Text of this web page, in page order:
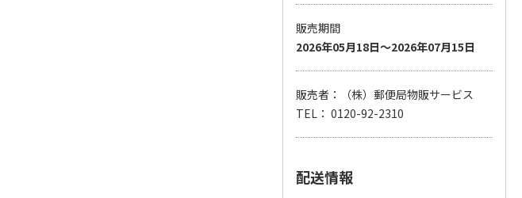
販売期間
2026年05月18日～2026年07月15日
販売者：（株）郵便局物販サービス
TEL： 0120-92-2310
配送情報